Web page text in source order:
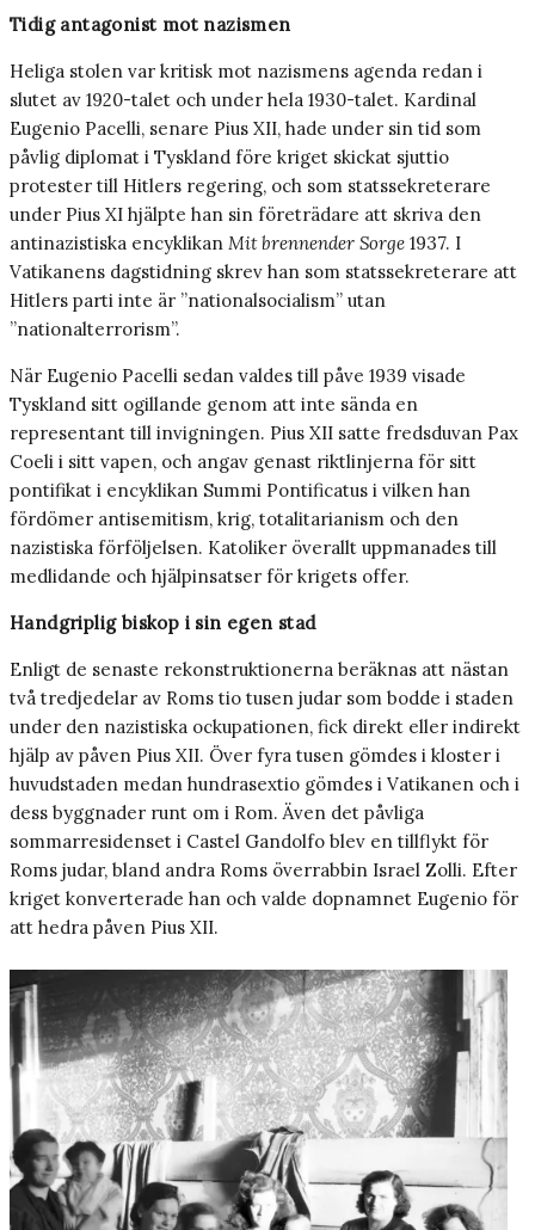
Tidig antagonist mot nazismen
Heliga stolen var kritisk mot nazismens agenda redan i
slutet av 1920-talet och under hela 1930-talet. Kardinal
Eugenio Pacelli, senare Pius XII, hade under sin tid som
påvlig diplomat i Tyskland före kriget skickat sjuttio
protester till Hitlers regering, och som statssekreterare
under Pius XI hjälpte han sin företrädare att skriva den
antinazistiska encyklikan Mit brennender Sorge 1937. I
Vatikanens dagstidning skrev han som statssekreterare att
Hitlers parti inte är ”nationalsocialism” utan
”nationalterrorism”.
När Eugenio Pacelli sedan valdes till påve 1939 visade
Tyskland sitt ogillande genom att inte sända en
representant till invigningen. Pius XII satte fredsduvan Pax
Coeli i sitt vapen, och angav genast riktlinjerna för sitt
pontifikat i encyklikan Summi Pontificatus i vilken han
fördömer antisemitism, krig, totalitarianism och den
nazistiska förföljelsen. Katoliker överallt uppmanades till
medlidande och hjälpinsatser för krigets offer.
Handgriplig biskop i sin egen stad
Enligt de senaste rekonstruktionerna beräknas att nästan
två tredjedelar av Roms tio tusen judar som bodde i staden
under den nazistiska ockupationen, fick direkt eller indirekt
hjälp av påven Pius XII. Över fyra tusen gömdes i kloster i
huvudstaden medan hundrasextio gömdes i Vatikanen och i
dess byggnader runt om i Rom. Även det påvliga
sommarresidenset i Castel Gandolfo blev en tillflykt för
Roms judar, bland andra Roms överrabbin Israel Zolli. Efter
kriget konverterade han och valde dopnamnet Eugenio för
att hedra påven Pius XII.